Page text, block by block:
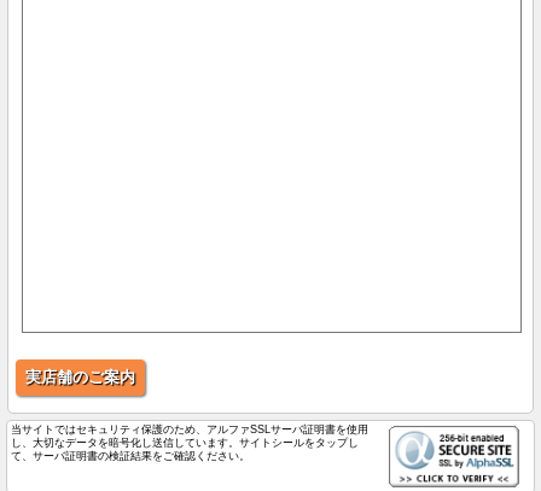
実店舗のご案内
当サイトではセキュリティ保護のため、アルファSSLサーバ証明書を使用
し、大切なデータを暗号化し送信しています。サイトシールをタップし
て、サーバ証明書の検証結果をご確認ください。